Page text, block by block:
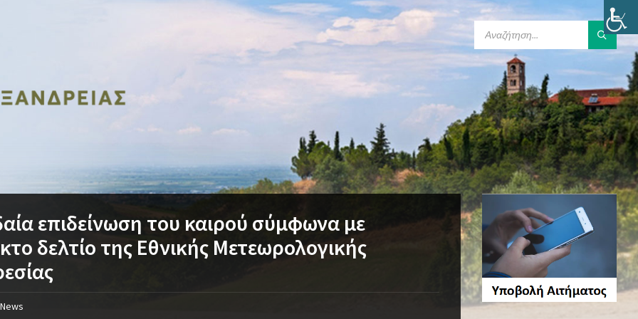
επιδείνωση του καιρού σύμφωνα με
δελτίο της Εθνικής Μετεωρολογικής
News